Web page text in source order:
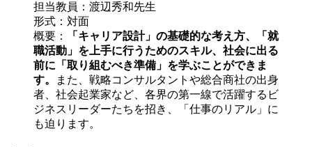
担当教員：渡辺秀和先生
形式：対面
概要：
「キャリア設計」の基礎的な考え方、「就
職活動」を上手に行うためのスキル、社会に出る
前に「取り組むべき準備」を学ぶことができま
す。
また、戦略コンサルタントや総合商社の出身
者、社会起業家など、各界の第一線で活躍するビ
ジネスリーダーたちを招き、「仕事のリアル」に
も迫ります。